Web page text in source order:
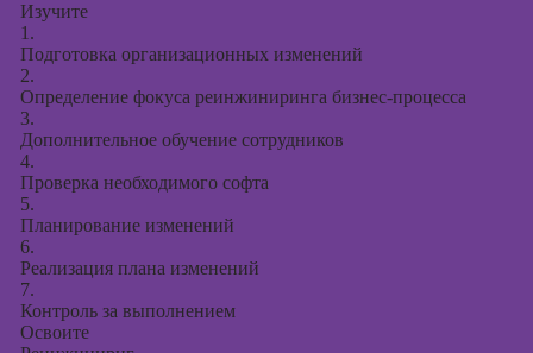
Изучите
1.
Подготовка организационных изменений
2.
Определение фокуса реинжиниринга бизнес-процесса
3.
Дополнительное обучение сотрудников
4.
Проверка необходимого софта
5.
Планирование изменений
6.
Реализация плана изменений
7.
Контроль за выполнением
Освоите